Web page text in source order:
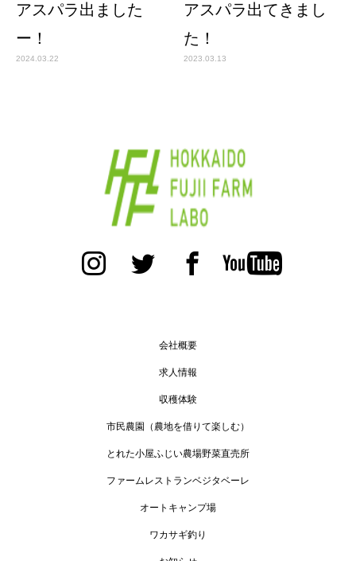
アスパラ出ました
ー！
2024.03.22
アスパラ出てきまし
た！
2023.03.13
会社概要
求人情報
収穫体験
市民農園（農地を借りて楽しむ）
とれた小屋ふじい農場野菜直売所
ファームレストランベジタベーレ
オートキャンプ場
ワカサギ釣り